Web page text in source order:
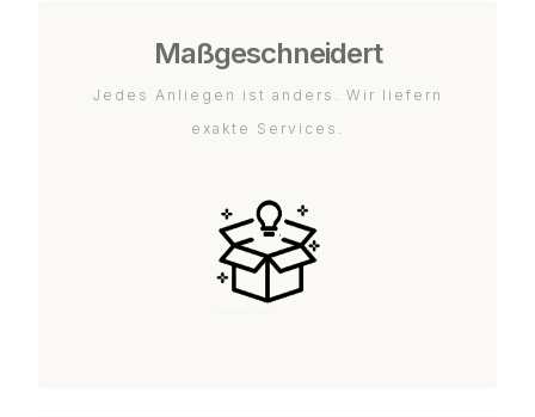
Maßgeschneidert
Jedes Anliegen ist anders. Wir liefern
exakte Services.